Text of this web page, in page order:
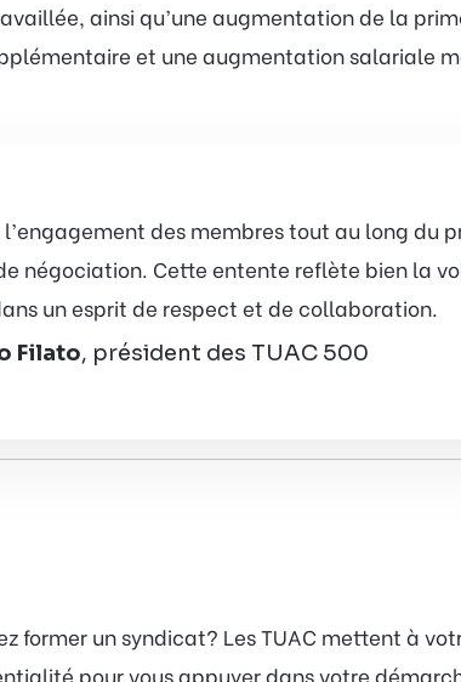
ainsi qu’une augmentation de la
et une augmentation salariale
l’engagement des membres tout au long du
négociation. Cette entente reflète bien la
un esprit de respect et de collaboration.
Filato, président des TUAC 500
former un syndicat? Les TUAC mettent à
pour vous appuyer dans votre